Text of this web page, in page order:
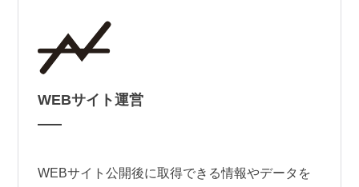
WEBサイト運営
WEBサイト公開後に取得できる情報やデータを